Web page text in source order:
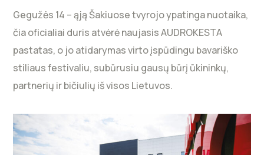
Gegužės 14 – ąją Šakiuose tvyrojo ypatinga nuotaika,
čia oficialiai duris atvėrė naujasis AUDROKESTA
pastatas, o jo atidarymas virto įspūdingu bavariško
stiliaus festivaliu, subūrusiu gausų būrį ūkininkų,
partnerių ir bičiulių iš visos Lietuvos.